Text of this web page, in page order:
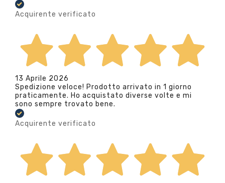
Acquirente verificato
13 Aprile 2026
Spedizione veloce! Prodotto arrivato in 1 giorno
praticamente. Ho acquistato diverse volte e mi
sono sempre trovato bene.
Acquirente verificato